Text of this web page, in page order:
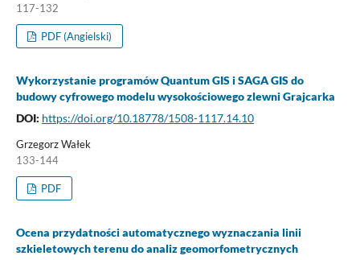
117-132
PDF (Angielski)
Wykorzystanie programów Quantum GIS i SAGA GIS do
budowy cyfrowego modelu wysokościowego zlewni Grajcarka
DOI: https://doi.org/10.18778/1508-1117.14.10
Grzegorz Wałek
133-144
PDF
Ocena przydatności automatycznego wyznaczania linii
szkieletowych terenu do analiz geomorfometrycznych